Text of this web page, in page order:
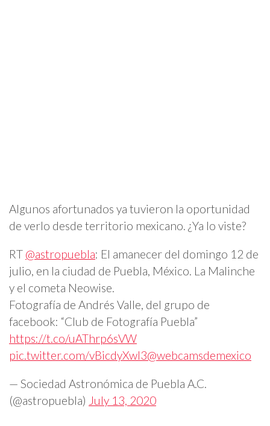
Algunos afortunados ya tuvieron la oportunidad
de verlo desde territorio mexicano. ¿Ya lo viste?
RT @astropuebla: El amanecer del domingo 12 de
julio, en la ciudad de Puebla, México. La Malinche
y el cometa Neowise.
Fotografía de Andrés Valle, del grupo de
facebook: “Club de Fotografía Puebla”
https://t.co/uAThrp6sVW
pic.twitter.com/vBicdyXwI3@webcamsdemexico
— Sociedad Astronómica de Puebla A.C.
(@astropuebla) July 13, 2020